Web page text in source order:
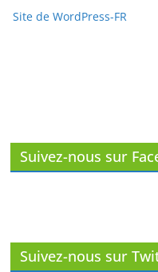
Site de WordPress-FR
Suivez-nous sur
Suivez-nous sur